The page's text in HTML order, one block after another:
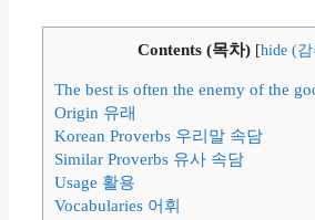
Contents (목차) [hide (
The best is often the enemy of the
Origin 유래
Korean Proverbs 우리말 속담
Similar Proverbs 유사 속담
Usage 활용
Vocabularies 어휘